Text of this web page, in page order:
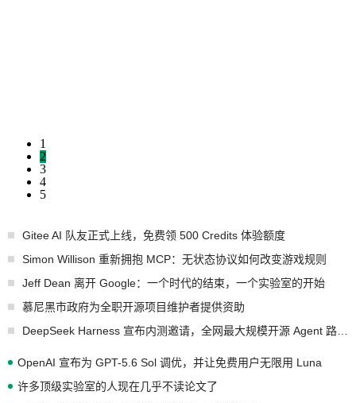
1
2
3
4
5
Gitee AI 队友正式上线，免费领 500 Credits 体验额度
Simon Willison 重新拥抱 MCP：无状态协议如何改变游戏规则
Jeff Dean 离开 Google：一个时代的结束，一个实验室的开始
慕尼黑市政府为全职开源项目维护者提供资助
OpenAI 宣布为 GPT-5.6 Sol 调优，并让免费用户无限用 Luna
许多顶级实验室的人现在几乎不读论文了